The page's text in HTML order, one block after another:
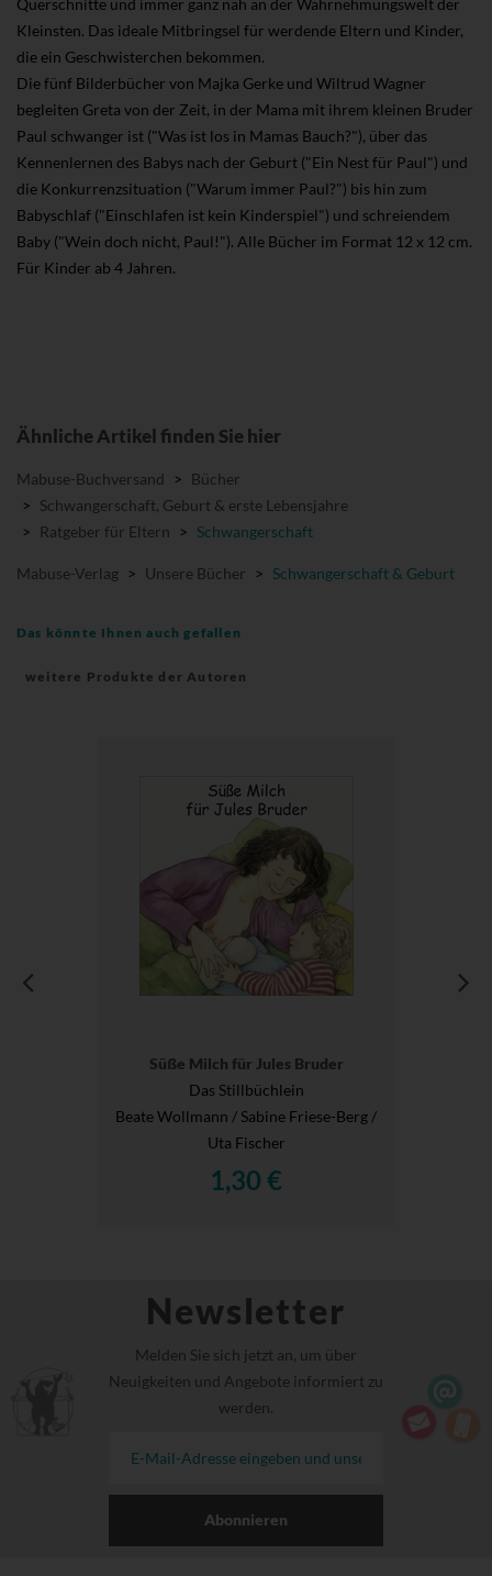
Kleinsten. Das ideale Mitbringsel für werdende Eltern und Kinder,
die ein Geschwisterchen bekommen.
Die fünf Bilderbücher von Majka Gerke und Wiltrud Wagner
begleiten Greta von der Zeit, in der Mama mit ihrem kleinen Bruder
Paul schwanger ist ("Was ist los in Mamas Bauch?"), über das
Kennenlernen des Babys nach der Geburt ("Ein Nest für Paul") und
die Konkurrenzsituation ("Warum immer Paul?") bis hin zum
Babyschlaf ("Einschlafen ist kein Kinderspiel") und schreiendem
Baby ("Wein doch nicht, Paul!"). Alle Bücher im Format 12 x 12 cm.
Für Kinder ab 4 Jahren.
Ähnliche Artikel finden Sie hier
Mabuse-Buchversand > Bücher
> Schwangerschaft, Geburt & erste Lebensjahre
>
Ratgeber für Eltern > Schwangerschaft
Mabuse-Verlag > Unsere Bücher > Schwangerschaft & Geburt
Das könnte Ihnen auch gefallen
weitere Produkte der Autoren
Süße Milch für Jules Bruder
Das Stillbüchlein
Beate Wollmann / Sabine Friese-Berg /
Uta Fischer
1,30 €
Newsletter
Melden Sie sich jetzt an, um über
Neuigkeiten und Angebote informiert zu
werden.
Abonnieren